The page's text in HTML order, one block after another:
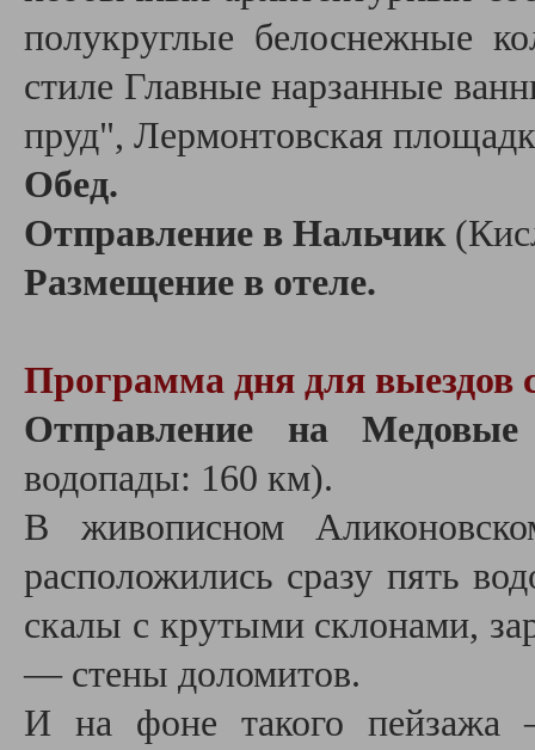
полукруглые белоснежные
стиле Главные нарзанные
пруд", Лермонтовская
Обед.
Отправление в Нальчик
Размещение в отеле.
Программа дня для
Отправление на Медовые
водопады: 160 км).
В живописном
расположились сразу пять
скалы с крутыми склонами,
— стены доломитов.
И на фоне такого пейзажа